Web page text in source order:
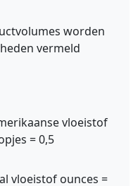
worden
vermeld
vloeistof
= 0,5
vloeistof ounces =